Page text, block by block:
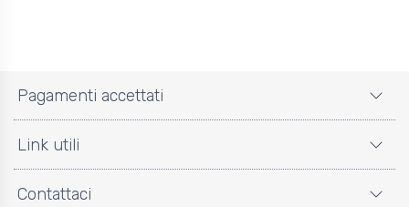
Pagamenti accettati
Link utili
Contattaci